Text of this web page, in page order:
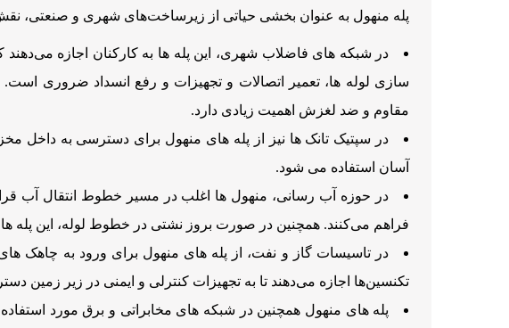
پله منهول به عنوان بخشی حیاتی از زیرساخت‌های شهری و صنعتی،
در شبکه ‌های فاضلاب شهری، این پله ‌ها به کارکنان اجازه
‌سازی لوله ‌ها، تعمیر اتصالات و تجهیزات و رفع انسداد ضروری
مقاوم و ضد لغزش اهمیت زیادی دارد.
در سپتیک تانک ها نیز از پله های منهول برای دسترسی به داخل
آسان استفاده می شود.
در حوزه آب ‌رسانی، منهول ‌ها اغلب در مسیر خطوط انتقال آب
فراهم می‌کنند. همچنین در صورت بروز نشتی در خطوط لوله، این
در تاسیسات گاز و نفت، از پله های منهول برای ورود به چاهک‌
تکنسین‌ها اجازه می‌دهند تا به تجهیزات کنترلی و ایمنی در زیر زمین
پله های منهول همچنین در شبکه ‌های مخابراتی و برق مورد